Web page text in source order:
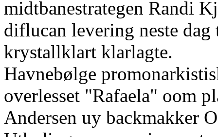
midtbanestrategen Randi
diflucan levering neste
krystallklart klarlagte.
Havnebølge
overlesset "Rafaela" oom
Andersen uy backmakker